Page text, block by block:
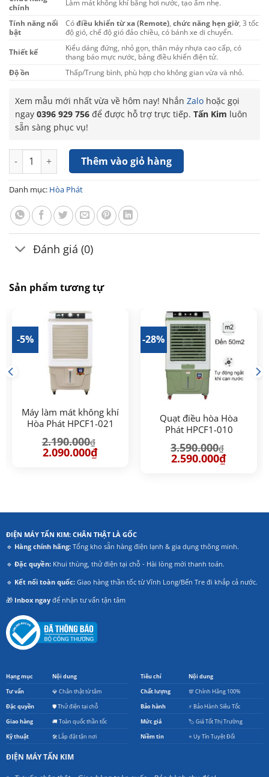
chính
Làm mát không khí bằng hơi nước, tạo ẩm nhẹ.
Tính năng nổi
bật
Cóđiều khiển từ xa (Remote), chức năng hẹn giờ, 3 tốc
độ gió, chế độ gió đảo chiều, có bánh xe di chuyển.
Thiết kế
Kiểu dáng đứng, nhỏ gọn, thân máy nhựa cao cấp, có
thang báo mực nước, bảng điều khiển điện tử.
Độ ồn
Thấp/Trung bình, phù hợp cho không gian vừa và nhỏ.
Xem mẫu mới nhất vừa về hôm nay! Nhắn Zalo hoặc gọi
ngay 0396 929 756 để được hỗ trợ trực tiếp. Tấn Kim luôn
sẵn sàng phục vụ!
Máy làm mát không khí Hòa Phát HPCF1-022 (25m2 - 30m2)
Thêm vào giỏ hàng
Danh mục: Hòa Phát
Đánh giá (0)
Sản phẩm tương tự
-5%
Máy làm mát không khí
Hòa Phát HPCF1-021
2.190.000₫
Giá
gốc
2.090.000₫Giá
-28%
Quạt điều hòa Hòa
Phát HPCF1-010
3.590.000₫
Giá
gốc
2.590.000₫Giá
ĐIỆN MÁY TẤN KIM: CHÂN THẬT LÀ GỐC
🔹 Hàng chính hãng:Tổng kho sẵn hàng điện lạnh & gia dụng thông minh.
🔹 Đặc quyền:Khui thùng, thử điện tại chỗ - Hài lòng mới thanh toán.
🔹 Kết nối toàn quốc:Giao hàng thần tốc từ Vĩnh Long/Bến Tre đi khắp cả nước.
🎁 Inbox ngayđể nhận tư vấn tận tâm
Hạng mục Nội dung
Tư vấn 💎 Chân thật từ tâm
Đặc quyền 🛡️ Thử điện tại chỗ
Giao hàng 🚚 Toàn quốc thần tốc
Kỹ thuật 🛠️ Lắp đặt tận nơi
Tiêu chí Nội dung
Chất lượng 💯 Chính Hãng 100%
Bảo hành ⚡ Bảo Hành Siêu Tốc
Mức giá 🏷️ Giá Tốt Thị Trường
Niềm tin ⭐ Uy Tín Tuyệt Đối
ĐIỆN MÁY TẤN KIM